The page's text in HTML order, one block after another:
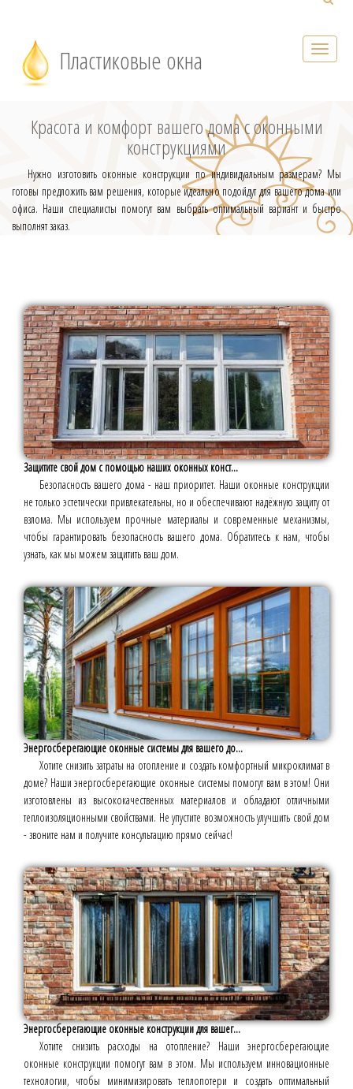
Пластиковые окна
Красота и комфорт вашего дома с оконными
конструкциями
Нужно изготовить оконные конструкции по индивидуальным размерам? Мы
готовы предложить вам решения, которые идеально подойдут для вашего дома или
офиса. Наши специалисты помогут вам выбрать оптимальный вариант и быстро
выполнят заказ.
Защитите свой дом с помощью наших оконных конст...
Безопасность вашего дома - наш приоритет. Наши оконные конструкции
не только эстетически привлекательны, но и обеспечивают надёжную защиту от
взлома. Мы используем прочные материалы и современные механизмы,
чтобы гарантировать безопасность вашего дома. Обратитесь к нам, чтобы
узнать, как мы можем защитить ваш дом.
Энергосберегающие оконные системы для вашего до...
Хотите снизить затраты на отопление и создать комфортный микроклимат в
доме? Наши энергосберегающие оконные системы помогут вам в этом! Они
изготовлены из высококачественных материалов и обладают отличными
теплоизоляционными свойствами. Не упустите возможность улучшить свой дом
- звоните нам и получите консультацию прямо сейчас!
Энергосберегающие оконные конструкции для вашег...
Хотите снизить расходы на отопление? Наши энергосберегающие
оконные конструкции помогут вам в этом. Мы используем инновационные
технологии, чтобы минимизировать теплопотери и создать оптимальный